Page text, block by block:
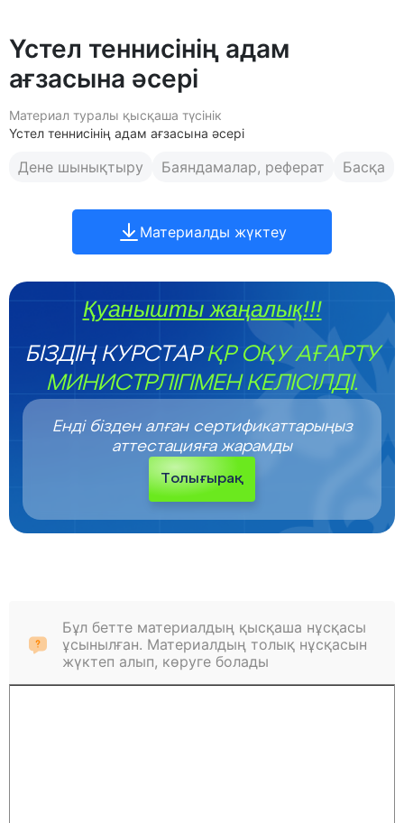
Үстел теннисінің адам
ағзасына әсері
Материал туралы қысқаша түсінік
Үстел теннисінің адам ағзасына әсері
Дене шынықтыру Баяндамалар, реферат Басқа
Материалды жүктеу
Қуанышты жаңалық!!!
БІЗДІҢ КУРСТАРҚР ОҚУ АҒАРТУ
МИНИСТРЛІГІМЕН КЕЛІСІЛДІ.
Енді бізден алған сертификаттарыңыз
аттестацияға жарамды
Толығырақ
Бұл бетте материалдың қысқаша нұсқасы
ұсынылған. Материалдың толық нұсқасын
жүктеп алып, көруге болады